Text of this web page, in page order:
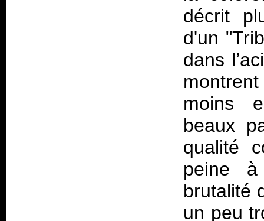
décrit
d'un
dans
moins
beaux
qualité
peine
brutalité
un peu